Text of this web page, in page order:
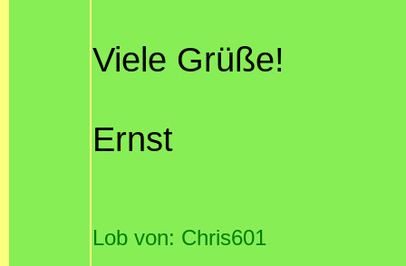
Viele Grüße!
Ernst
Lob von: Chris601